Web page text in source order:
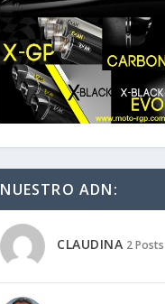
NUESTRO ADN:
CLAUDINA 2 Posts